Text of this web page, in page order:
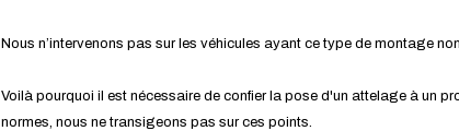
Nous n’intervenons pas sur les véhicules ayant ce type de montage
Voilà pourquoi il est nécessaire de confier la pose d'un attelage à un
normes, nous ne transigeons pas sur ces points.